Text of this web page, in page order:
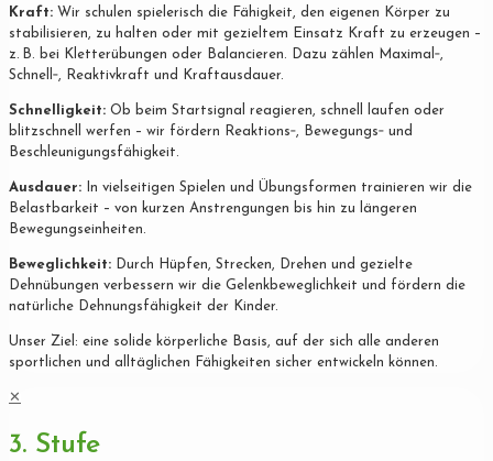
Kraft: Wir schulen spielerisch die Fähigkeit, den eigenen Körper zu
stabilisieren, zu halten oder mit gezieltem Einsatz Kraft zu erzeugen –
z. B. bei Kletterübungen oder Balancieren. Dazu zählen Maximal‐,
Schnell‐, Reaktivkraft und Kraftausdauer.
Schnelligkeit: Ob beim Startsignal reagieren, schnell laufen oder
blitzschnell werfen – wir fördern Reaktions‐, Bewegungs‐ und
Beschleunigungsfähigkeit.
Ausdauer: In vielseitigen Spielen und Übungsformen trainieren wir die
Belastbarkeit – von kurzen Anstrengungen bis hin zu längeren
Bewegungseinheiten.
Beweglichkeit: Durch Hüpfen, Strecken, Drehen und gezielte
Dehnübungen verbessern wir die Gelenkbeweglichkeit und fördern die
natürliche Dehnungsfähigkeit der Kinder.
Unser Ziel: eine solide körperliche Basis, auf der sich alle anderen
sportlichen und alltäglichen Fähigkeiten sicher entwickeln können.
✕
3. Stufe